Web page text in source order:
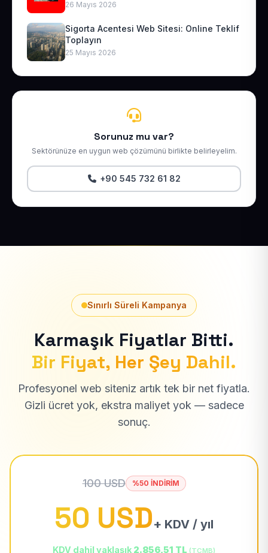
26 Mayıs 2026
Sigorta Acentesi Web Sitesi: Online Teklif
Toplayın
25 Mayıs 2026
Sorunuz mu var?
Sektörünüze en uygun web çözümünü birlikte belirleyelim.
+90 545 732 61 82
Sınırlı Süreli Kampanya
Karmaşık Fiyatlar Bitti.
Bir Fiyat, Her Şey Dahil.
Profesyonel web siteniz artık tek bir net fiyatla.
Gizli ücret yok, ekstra maliyet yok — sadece
sonuç.
100 USD %50 İNDİRİM
50 USD+ KDV / yıl
KDV dahil yaklaşık 2.856,51 TL (TCMB)